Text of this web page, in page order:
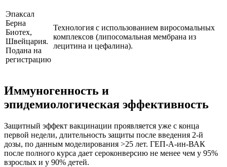
Эпаксал
Берна
Биотех,
Швейцария.
Подана на
регистрацию
Технология с использованием виросомальных
комплексов (липосомальная мембрана из
лецитина и цефалина).
Иммуногенность и
эпидемиологическая эффективность
Защитный эффект вакцинации проявляется уже с конца
первой недели, длительность защиты после введения 2-й
дозы, по данным моделирования >25 лет. ГЕП-А-ин-ВАК
после полного курса дает сероконверсию не менее чем у 95%
взрослых и у 90% детей.